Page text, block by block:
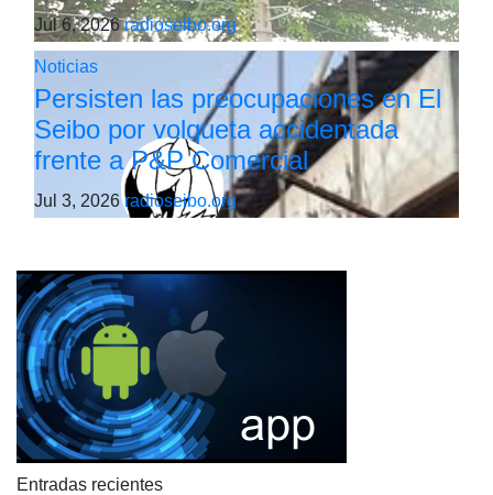
Jul 6, 2026radioseibo.org
Noticias
Persisten las preocupaciones en El
Seibo por volqueta accidentada
frente a P&P Comercial
Jul 3, 2026radioseibo.org
Entradas recientes